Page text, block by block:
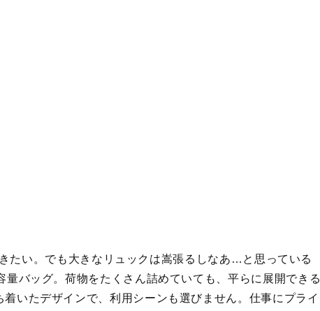
たい。でも大きなリュックは嵩張るしなあ…と思っている
量バッグ。荷物をたくさん詰めていても、平らに展開できる
いたデザインで、利用シーンも選びません。仕事にプライ